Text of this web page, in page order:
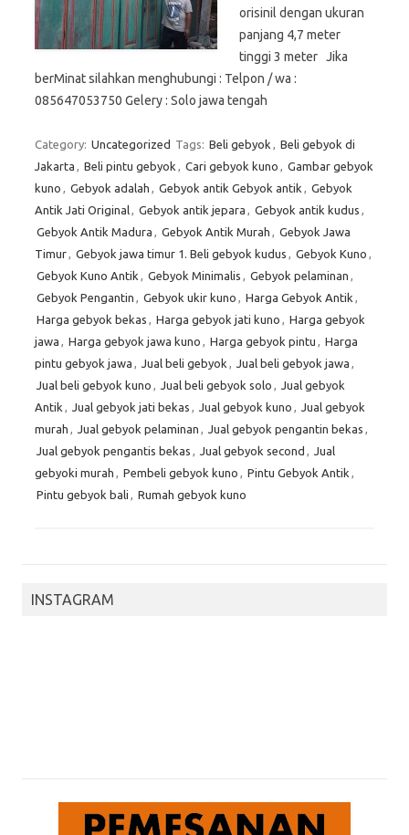
orisinil dengan ukuran
panjang 4,7 meter
tinggi 3 meter Jika
berMinat silahkan menghubungi : Telpon / wa :
085647053750 Gelery : Solo jawa tengah
Category: Uncategorized Tags: Beli gebyok , Beli gebyok di
Jakarta , Beli pintu gebyok , Cari gebyok kuno , Gambar gebyok
kuno , Gebyok adalah , Gebyok antik Gebyok antik , Gebyok
Antik Jati Original, Gebyok antik jepara , Gebyok antik kudus ,
Gebyok Antik Madura , Gebyok Antik Murah , Gebyok Jawa
Timur, Gebyok jawa timur 1. Beli gebyok kudus , Gebyok Kuno ,
Gebyok Kuno Antik , Gebyok Minimalis , Gebyok pelaminan ,
Gebyok Pengantin , Gebyok ukir kuno , Harga Gebyok Antik ,
Harga gebyok bekas , Harga gebyok jati kuno , Harga gebyok
jawa , Harga gebyok jawa kuno , Harga gebyok pintu , Harga
pintu gebyok jawa , Jual beli gebyok , Jual beli gebyok jawa ,
Jual beli gebyok kuno , Jual beli gebyok solo , Jual gebyok
Antik , Jual gebyok jati bekas , Jual gebyok kuno , Jual gebyok
murah , Jual gebyok pelaminan , Jual gebyok pengantin bekas ,
Jual gebyok pengantis bekas , Jual gebyok second , Jual
gebyoki murah , Pembeli gebyok kuno , Pintu Gebyok Antik ,
Pintu gebyok bali , Rumah gebyok kuno
INSTAGRAM